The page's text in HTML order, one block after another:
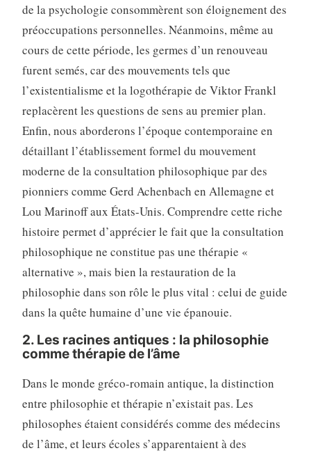
de la psychologie consommèrent son éloignement des
préoccupations personnelles. Néanmoins, même au
cours de cette période, les germes d’un renouveau
furent semés, car des mouvements tels que
l’existentialisme et la logothérapie de Viktor Frankl
replacèrent les questions de sens au premier plan.
Enfin, nous aborderons l’époque contemporaine en
détaillant l’établissement formel du mouvement
moderne de la consultation philosophique par des
pionniers comme Gerd Achenbach en Allemagne et
Lou Marinoff aux États-Unis. Comprendre cette riche
histoire permet d’apprécier le fait que la consultation
philosophique ne constitue pas une thérapie «
alternative », mais bien la restauration de la
philosophie dans son rôle le plus vital : celui de guide
dans la quête humaine d’une vie épanouie.
2. Les racines antiques : la philosophie
comme thérapie de l’âme
Dans le monde gréco-romain antique, la distinction
entre philosophie et thérapie n’existait pas. Les
philosophes étaient considérés comme des médecins
de l’âme, et leurs écoles s’apparentaient à des